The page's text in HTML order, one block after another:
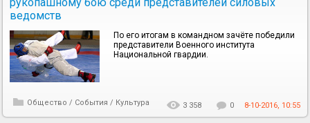
ведомств
По его итогам в командном зачёте победили
представители Военного института
Национальной гвардии.
Общество / События / Культура 3 358 0 8-10-2016, 10:55